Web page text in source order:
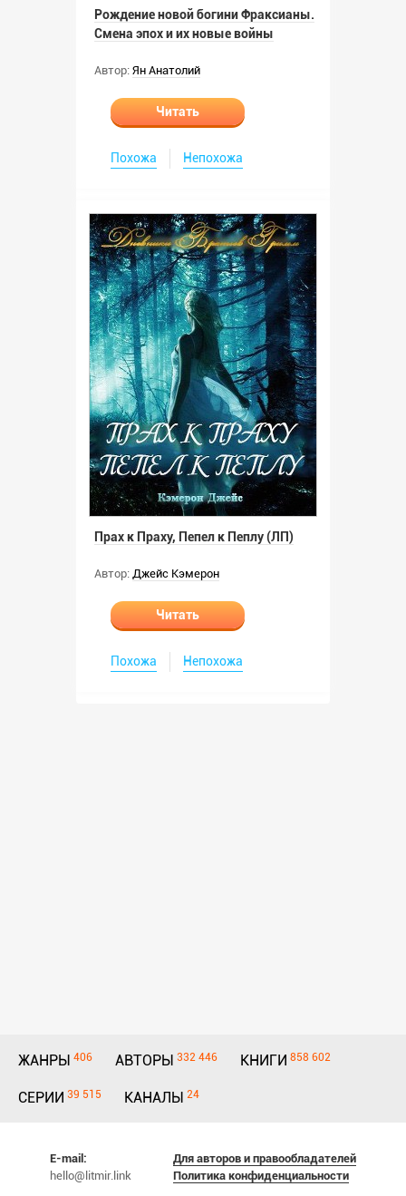
Рождение новой богини Фраксианы.
Смена эпох и их новые войны
Автор: Ян Анатолий
Читать
Похожа Непохожа
Прах к Праху, Пепел к Пеплу (ЛП)
Автор: Джейс Кэмерон
Читать
Похожа Непохожа
ЖАНРЫ 406 АВТОРЫ 332 446 КНИГИ 858 602
СЕРИИ 39 515 КАНАЛЫ 24
E-mail:
hello@litmir.link
Для авторов и правообладателей
Политика конфиденциальности